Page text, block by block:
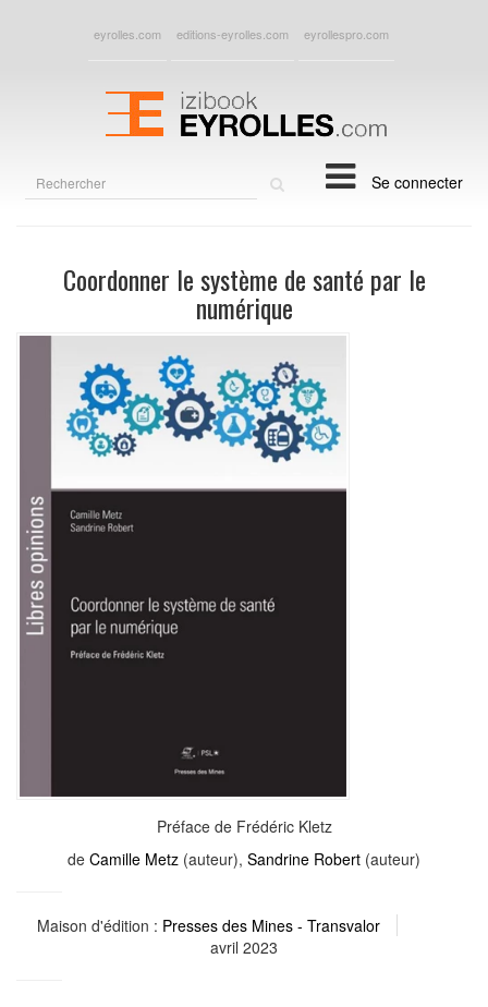
eyrolles.com editions-eyrolles.com eyrollespro.com
Se connecter
Coordonner le système de santé par le
numérique
Préface de Frédéric Kletz
de Camille Metz (auteur), Sandrine Robert (auteur)
Maison d'édition : Presses des Mines - Transvalor
avril 2023